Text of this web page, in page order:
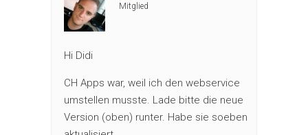
Mitglied
Hi Didi
CH Apps war, weil ich den webservice
umstellen musste. Lade bitte die neue
Version (oben) runter. Habe sie soeben